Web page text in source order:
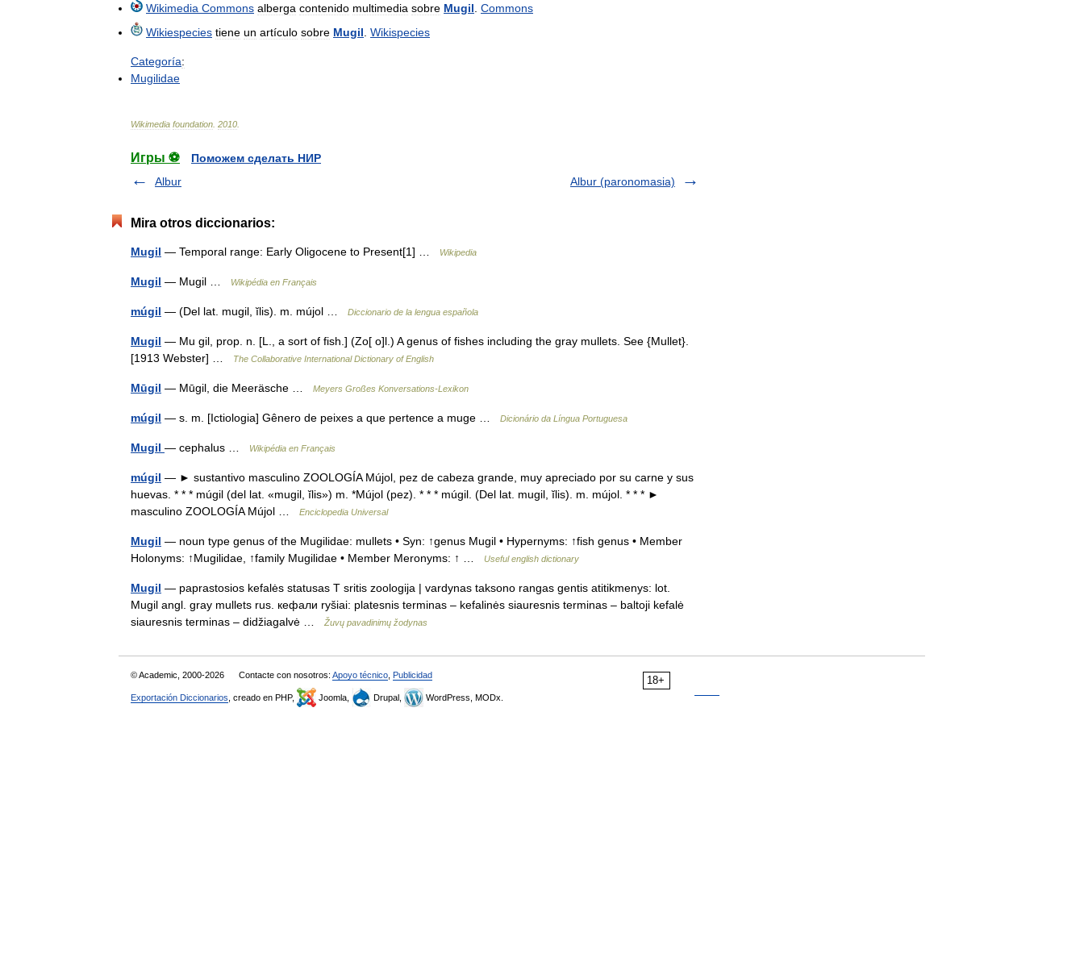
Wikimedia Commons alberga contenido multimedia sobre Mugil Commons
Wikiespecies tiene un artículo sobre Mugil Wikispecies
Categoría:
Mugilidae
Wikimedia foundation 2010
Игры ⚽
Поможем сделать НИР
Albur
Albur (paronomasia)
Mira otros diccionarios:
Mugil — Temporal range: Early Oligocene to Present[1] … Wikipedia
Mugil — Mugil … Wikipédia en Français
múgil — (Del lat. mugil, ĭlis). m. mújol … Diccionario de la lengua española
Mugil — Mu gil, prop. n. [L., a sort of fish.] (Zo[ o]l.) A genus of fishes including the gray mullets. See {Mullet}.
[1913 Webster] …
The Collaborative International Dictionary of English
Mūgil — Mūgil, die Meeräsche … Meyers Großes Konversations-Lexikon
múgil — s. m. [Ictiologia] Gênero de peixes a que pertence a muge … Dicionário da Língua Portuguesa
Mugil — cephalus … Wikipédia en Français
múgil — ► sustantivo masculino ZOOLOGÍA Mújol, pez de cabeza grande, muy apreciado por su carne y sus
huevas. * * * múgil (del lat. «mugil, ĭlis») m. *Mújol (pez). * * * múgil. (Del lat. mugil, ĭlis). m. mújol. * * * ►
masculino ZOOLOGÍA Mújol …
Enciclopedia Universal
Mugil — noun type genus of the Mugilidae: mullets • Syn: ↑genus Mugil • Hypernyms: ↑fish genus • Member
Holonyms: ↑Mugilidae, ↑family Mugilidae • Member Meronyms: ↑ …
Useful english dictionary
Mugil — paprastosios kefalės statusas T sritis zoologija | vardynas taksono rangas gentis atitikmenys: lot.
Mugil angl. gray mullets rus. кефали ryšiai: platesnis terminas – kefalinės siauresnis terminas – baltoji kefalė
siauresnis terminas – didžiagalvė …
Žuvų pavadinimų žodynas
18+
© Academic, 2000-2026 Contacte con nosotros: Apoyo técnico Publicidad
Exportación Diccionarios , creado en PHP, Joomla, Drupal, WordPress, MODx.